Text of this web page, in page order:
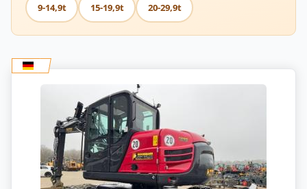
9-14,9t 15-19,9t 20-29,9t